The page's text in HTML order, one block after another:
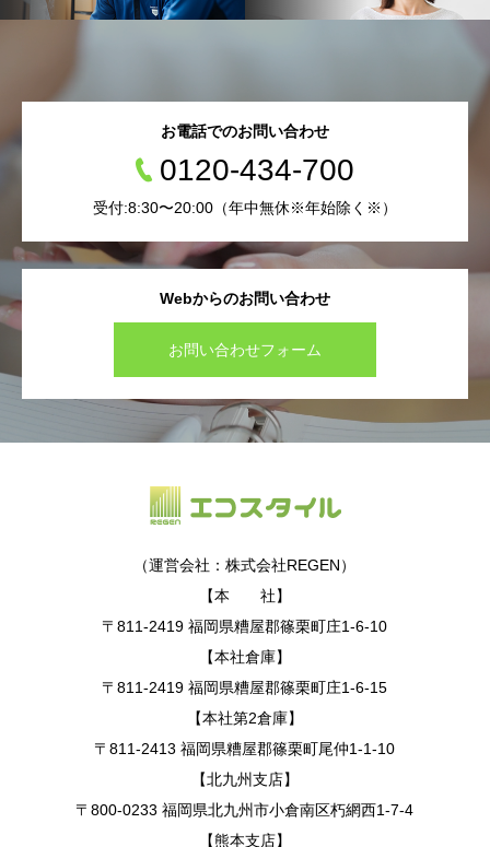
Webからのお問い合わせ
お問い合わせフォーム
お電話でのお問い合わせ
0120-434-700
受付:8:30〜20:00（年中無休※年始除く※）
（運営会社：株式会社REGEN）
【本 社】
〒811-2419 福岡県糟屋郡篠栗町庄1-6-10
【本社倉庫】
〒811-2419 福岡県糟屋郡篠栗町庄1-6-15
【本社第2倉庫】
〒811-2413 福岡県糟屋郡篠栗町尾仲1-1-10
【北九州支店】
〒800-0233 福岡県北九州市小倉南区朽網西1-7-4
【熊本支店】